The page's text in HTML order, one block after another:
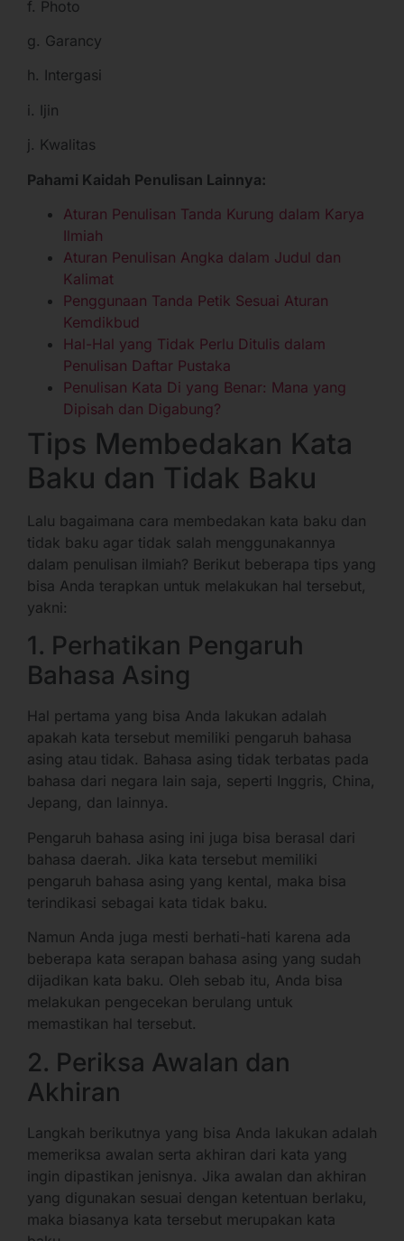
f. Photo
g. Garancy
h. Intergasi
i. Ijin
j. Kwalitas
Pahami Kaidah Penulisan Lainnya:
Aturan Penulisan Tanda Kurung dalam Karya
Ilmiah
Aturan Penulisan Angka dalam Judul dan
Kalimat
Penggunaan Tanda Petik Sesuai Aturan
Kemdikbud
Hal-Hal yang Tidak Perlu Ditulis dalam
Penulisan Daftar Pustaka
Penulisan Kata Di yang Benar: Mana yang
Dipisah dan Digabung?
Tips Membedakan Kata
Baku dan Tidak Baku
Lalu bagaimana cara membedakan kata baku dan
tidak baku agar tidak salah menggunakannya
dalam penulisan ilmiah? Berikut beberapa tips yang
bisa Anda terapkan untuk melakukan hal tersebut,
yakni:
1. Perhatikan Pengaruh
Bahasa Asing
Hal pertama yang bisa Anda lakukan adalah
apakah kata tersebut memiliki pengaruh bahasa
asing atau tidak. Bahasa asing tidak terbatas pada
bahasa dari negara lain saja, seperti Inggris, China,
Jepang, dan lainnya.
Pengaruh bahasa asing ini juga bisa berasal dari
bahasa daerah. Jika kata tersebut memiliki
pengaruh bahasa asing yang kental, maka bisa
terindikasi sebagai kata tidak baku.
Namun Anda juga mesti berhati-hati karena ada
beberapa kata serapan bahasa asing yang sudah
dijadikan kata baku. Oleh sebab itu, Anda bisa
melakukan pengecekan berulang untuk
memastikan hal tersebut.
2. Periksa Awalan dan
Akhiran
Langkah berikutnya yang bisa Anda lakukan adalah
memeriksa awalan serta akhiran dari kata yang
ingin dipastikan jenisnya. Jika awalan dan akhiran
yang digunakan sesuai dengan ketentuan berlaku,
maka biasanya kata tersebut merupakan kata